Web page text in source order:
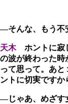
―そんな、もう不
天木ホントに寂
の波が終わった時
って思って。あ
ントに切実ですか
―じゃあ、めざす